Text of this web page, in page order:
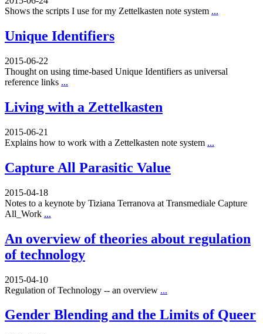
Shows the scripts I use for my Zettelkasten note system ...
Unique Identifiers
2015-06-22
Thought on using time-based Unique Identifiers as universal
reference links ...
Living with a Zettelkasten
2015-06-21
Explains how to work with a Zettelkasten note system ...
Capture All Parasitic Value
2015-04-18
Notes to a keynote by Tiziana Terranova at Transmediale Capture
All_Work ...
An overview of theories about regulation
of technology
2015-04-10
Regulation of Technology -- an overview ...
Gender Blending and the Limits of Queer